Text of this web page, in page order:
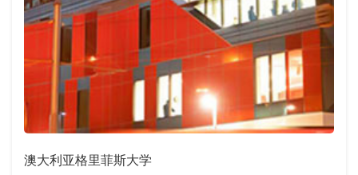
澳大利亚格里菲斯大学